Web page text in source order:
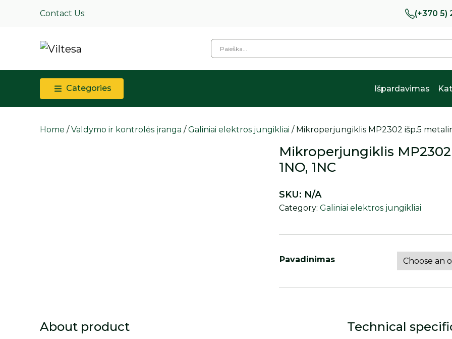
Contact Us: (+370 5)
Categories Išpardavimas
Home /Valdymo ir kontrolės įranga /Galiniai elektros jungikliai / Mikroperjungiklis MP2302 išp.5
Mikroperjungiklis
1NO, 1NC
Pavadinimas
SKU: N/A
Category:Galiniai elektros jungikliai
About product Technical